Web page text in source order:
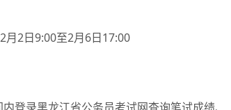
月2日9:00至2月6日17:00